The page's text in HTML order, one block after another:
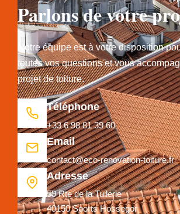
Parlons de votre
Notre équipe est à votre disposition
toutes vos questions et vous
projet de toiture.
Téléphone
+33 6 98 81 39 60
Email
contact@eco-renovation-toiture.fr
Adresse
59 Rte de la Tuilerie
40150 Soorts Hossegor